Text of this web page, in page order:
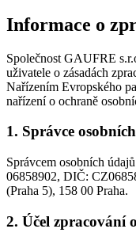
Informace o
Společnost GAUFRE
uživatele o zásadách
Nařízením Evropského
nařízení o ochraně
1. Správce
Správcem osobních
06858902, DIČ:
(Praha 5), 158 00 Praha.
2. Účel zpracování